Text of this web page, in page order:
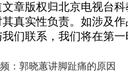
文章版权归北京电视台
真实性负责。如涉及
们联系，我们将在第
：郭晓蕙讲脚趾痛的原因